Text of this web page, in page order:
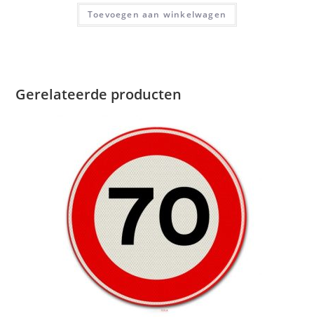
Toevoegen aan winkelwagen
Gerelateerde producten